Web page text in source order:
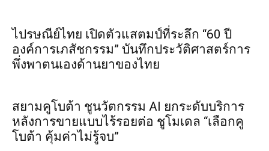
ไปรษณีย์ไทย เปิดตัวแสตมป์ที่ระลึก “60 ปี
องค์การเภสัชกรรม” บันทึกประวัติศาสตร์การ
พึ่งพาตนเองด้านยาของไทย
สยามคูโบต้า ชูนวัตกรรม AI ยกระดับบริการ
หลังการขายแบบไร้รอยต่อ ชูโมเดล “เลือกคู
โบต้า คุ้มค่าไม่รู้จบ”